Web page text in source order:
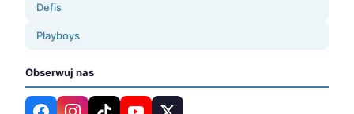
Defis
Playboys
Obserwuj nas